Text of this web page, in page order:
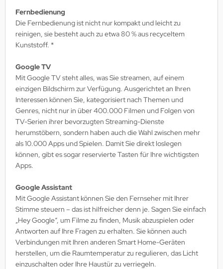
Fernbedienung
Die Fernbedienung ist nicht nur kompakt und leicht zu
reinigen, sie besteht auch zu etwa 80 % aus recyceltem
Kunststoff. *
Google TV
Mit Google TV steht alles, was Sie streamen, auf einem
einzigen Bildschirm zur Verfügung. Ausgerichtet an Ihren
Interessen können Sie, kategorisiert nach Themen und
Genres, nicht nur in über 400.000 Filmen und Folgen von
TV-Serien ihrer bevorzugten Streaming-Dienste
herumstöbern, sondern haben auch die Wahl zwischen mehr
als 10.000 Apps und Spielen. Damit Sie direkt loslegen
können, gibt es sogar reservierte Tasten für Ihre wichtigsten
Apps.
Google Assistant
Mit Google Assistant können Sie den Fernseher mit Ihrer
Stimme steuern – das ist hilfreicher denn je. Sagen Sie einfach
„Hey Google“, um Filme zu finden, Musik abzuspielen oder
Antworten auf Ihre Fragen zu erhalten. Sie können auch
Verbindungen mit Ihren anderen Smart Home-Geräten
herstellen, um die Raumtemperatur zu regulieren, das Licht
einzuschalten oder Ihre Haustür zu verriegeln.